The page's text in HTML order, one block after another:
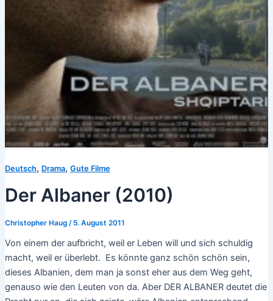
Deutsch, Drama, Gute Filme
Der Albaner (2010)
Christopher Haug / 5. August 2011
Von einem der aufbricht, weil er Leben will und sich schuldig
macht, weil er überlebt. Es könnte ganz schön schön sein,
dieses Albanien, dem man ja sonst eher aus dem Weg geht,
genauso wie den Leuten von da. Aber DER ALBANER deutet die